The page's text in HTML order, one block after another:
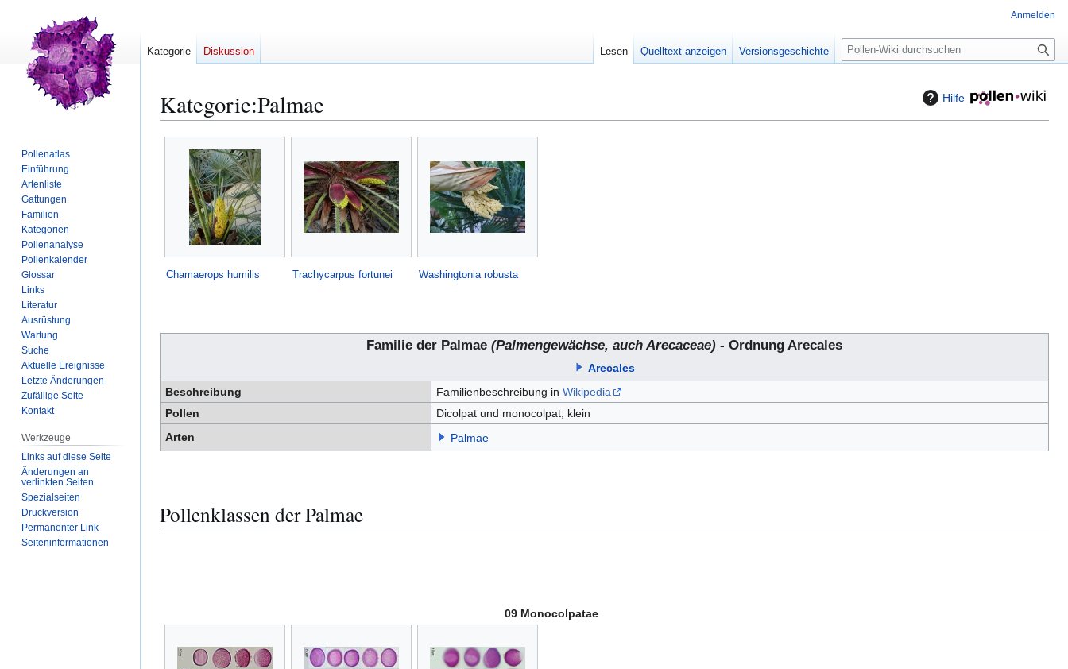
Hilfe
Kategorie:Palmae
Zur
Navigation
springen
Zur
Suche
springen
Chamaerops humilis Trachycarpus fortunei Washingtonia robusta
Familie der Palmae (Palmengewächse, auch Arecaceae) - Ordnung Arecales
Arecales
Beschreibung
Familienbeschreibung in Wikipedia
Pollen
Dicolpat und monocolpat, klein
Arten
Palmae
Pollenklassen der Palmae
09 Monocolpatae
Anmelden
Kategorie Diskussion Lesen Quelltext anzeigen Versionsgeschichte
S
u
e
Pollenatlas
Einführung
Artenliste
Gattungen
Familien
Kategorien
Pollenanalyse
Pollenkalender
Glossar
Links
Literatur
Ausrüstung
Wartung
Suche
Aktuelle Ereignisse
Letzte Änderungen
Zufällige Seite
Kontakt
Werkzeuge
Links auf diese Seite
Änderungen an
verlinkten Seiten
Spezialseiten
Druckversion
Permanenter Link
Seiten­­informationen